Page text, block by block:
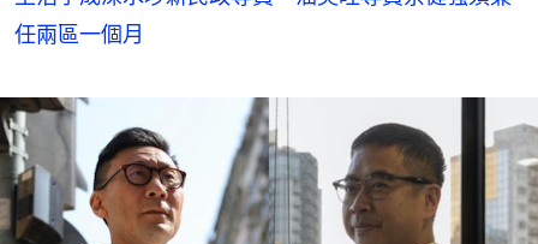
任兩區一個月